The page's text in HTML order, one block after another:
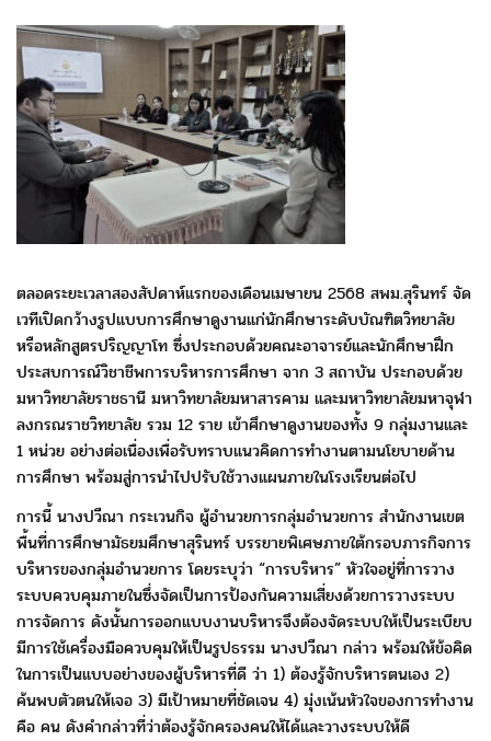
ตลอดระยะเวลาสองสัปดาห์แรกของเดือนเมษายน 2568 สพม.สุรินทร์จัด
เวทีเปิดกว้างรูปแบบการศึกษาดูงานแก่นักศึกษาระดับบัณฑิตวิทยาลัย
หรือหลักสูตรปริญญาโท ซึ่งประกอบด้วยคณะอาจารย์และนักศึกษาฝึก
ประสบการณ์วิชาชีพการบริหารการศึกษา จาก 3 สถาบัน ประกอบด้วย
มหาวิทยาลัยราชธานีมหาวิทยาลัยมหาสารคาม และมหาวิทยาลัยมหาจุฬา
ลงกรณราชวิทยาลัยรวม 12 ราย เข้าศึกษาดูงานของทั้ง 9 กลุ่มงานและ
1 หน่วย อย่างต่อเนื่องเพื่อรับทราบแนวคิดการทำงานตามนโยบายด้าน
การศึกษา พร้อมสู่การนำไปปรับใช้วางแผนภายในโรงเรียนต่อไป
การนี้ นางปวีณา กระเวนกิจ ผู้อำนวยการกลุ่มอำนวยการ สำนักงานเขต
พื้นที่การศึกษามัธยมศึกษาสุรินทร์ บรรยายพิเศษภายใต้กรอบภารกิจการ
บริหารของกลุ่มอำนวยการ โดยระบุว่า “การบริหาร” หัวใจอยู่ที่การวาง
ระบบควบคุมภายในซึ่งจัดเป็นการป้องกันความเสี่ยงด้วยการวางระบบ
การจัดการดังนั้นการออกแบบงานบริหารจึงต้องจัดระบบให้เป็นระเบียบ
มีการใช้เครื่องมือควบคุมให้เป็นรูปธรรม นางปวีณา กล่าว พร้อมให้ข้อคิด
ในการเป็นแบบอย่างของผู้บริหารที่ดี ว่า 1) ต้องรู้จักบริหารตนเอง 2)
ค้นพบตัวตนให้เจอ3) มีเป้าหมายที่ชัดเจน 4) มุ่งเน้นหัวใจของการทำงาน
คือ คน ดังคำกล่าวที่ว่าต้องรู้จักครองคนให้ได้และวางระบบให้ดี